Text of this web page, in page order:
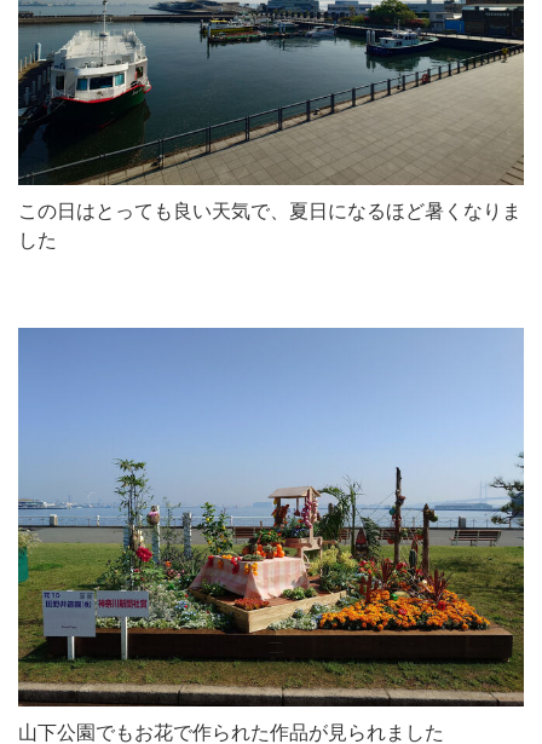
この日はとっても良い天気で、夏日になるほど暑くなりま
した
山下公園でもお花で作られた作品が見られました